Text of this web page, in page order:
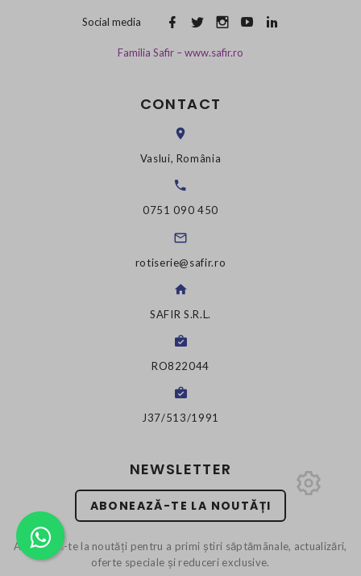
Social media
Familia Safir – www.safir.ro
CONTACT
Vaslui, România
0751 090 450
rotiserie@safir.ro
SAFIR S.R.L.
RO822044
J37/513/1991
NEWSLETTER
ABONEAZĂ-TE LA NOUTĂȚI
Abonează-te la noutăți pentru a primi știri săptămânale, actualizări,
oferte speciale și reduceri exclusive.